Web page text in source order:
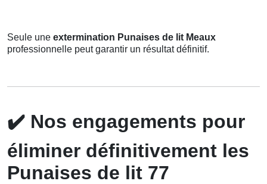
Seule une extermination Punaises de lit Meaux
professionnelle peut garantir un résultat définitif.
✔️ Nos engagements pour
éliminer définitivement les
Punaises de lit 77